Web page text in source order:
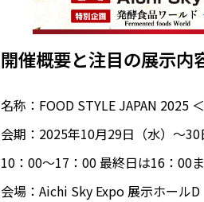
開催概要と注目の展示内
名称：FOOD STYLE JAPAN 2025
会期：2025年10月29日（水）～30
10：00～17：00 最終日は16：00
会場：Aichi Sky Expo 展示ホールD